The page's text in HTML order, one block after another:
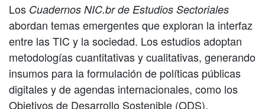
Los Cuadernos NIC.br de Estudios Sectoriales
abordan temas emergentes que exploran la interfaz
entre las TIC y la sociedad. Los estudios adoptan
metodologías cuantitativas y cualitativas, generando
insumos para la formulación de políticas públicas
digitales y de agendas internacionales, como los
Objetivos de Desarrollo Sostenible (ODS).